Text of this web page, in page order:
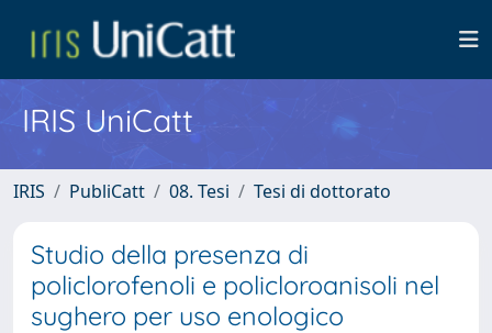
IRIS UniCatt
IRIS PubliCatt 08. Tesi Tesi di dottorato
Studio della presenza di
policlorofenoli e policloroanisoli nel
sughero per uso enologico